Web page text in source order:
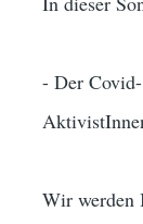
- Der
Wir werden